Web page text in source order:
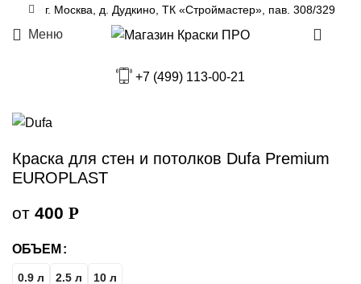
г. Москва, д. Дудкино, ТК «Строймастер», пав. 308/329
Меню
+7 (499) 113-00-21
Увеличить
Краски для стен и потолков
Краска для стен и потолков Dufa Premium
EUROPLAST
от 400 Р
ОБЪЕМ
0.9 л 2.5 л 10 л